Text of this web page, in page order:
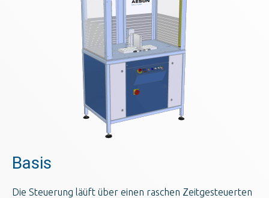
Basis
Die Steuerung läüft über einen raschen Zeitgesteuerten